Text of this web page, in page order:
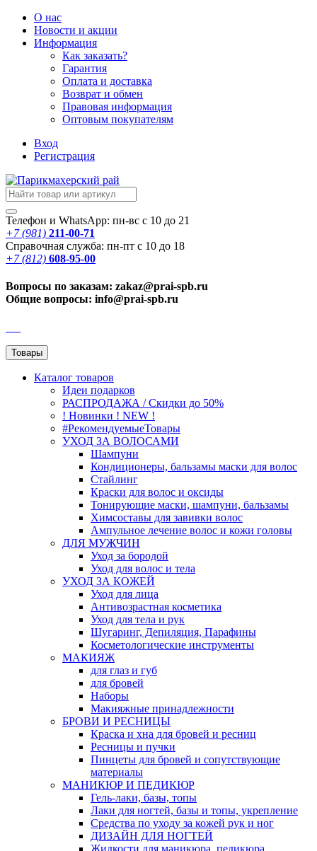
О нас
Новости и акции
Информация
Как заказать?
Гарантия
Оплата и доставка
Возврат и обмен
Правовая информация
Оптовым покупателям
Вход
Регистрация
Телефон и WhatsApp: пн-вс с 10 до 21
+7 (981) 211-00-71
Справочная служба: пн-пт с 10 до 18
+7 (812) 608-95-00
Вопросы по заказам: zakaz@prai-spb.ru
Общие вопросы: info@prai-spb.ru
Товары
Каталог товаров
Идеи подарков
РАСПРОДАЖА / Скидки до 50%
! Новинки ! NEW !
#РекомендуемыеТовары
УХОД ЗА ВОЛОСАМИ
Шампуни
Кондиционеры, бальзамы маски для волос
Стайлинг
Краски для волос и оксиды
Тонирующие маски, шампуни, бальзамы
Химсоставы для завивки волос
Ампульное лечение волос и кожи головы
ДЛЯ МУЖЧИН
Уход за бородой
Уход для волос и тела
УХОД ЗА КОЖЕЙ
Уход для лица
Антивозрастная косметика
Уход для тела и рук
Шугаринг, Депиляция, Парафины
Косметологические инструменты
МАКИЯЖ
для глаз и губ
для бровей
Наборы
Макияжные принадлежности
БРОВИ И РЕСНИЦЫ
Краска и хна для бровей и ресниц
Ресницы и пучки
Пинцеты для бровей и сопутствующие
материалы
МАНИКЮР И ПЕДИКЮР
Гель-лаки, базы, топы
Лаки для ногтей, базы и топы, укрепление
Средства по уходу за кожей рук и ног
ДИЗАЙН ДЛЯ НОГТЕЙ
Жидкости для маникюра, педикюра